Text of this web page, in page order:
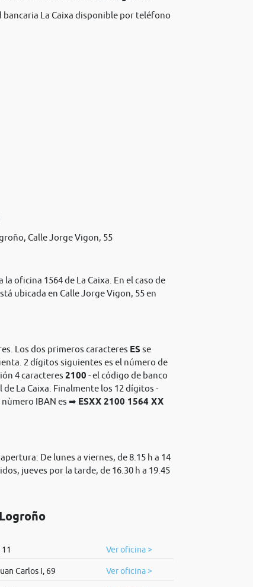
La Caixa disponible por teléfono
Calle Jorge Vigon, 55
oficina 1564 de La Caixa. En el caso de
ubicada en Calle Jorge Vigon, 55 en
Los dos primeros caracteres ES se
2 dígitos siguientes es el número de
4 caracteres 2100 - el código de banco
de La Caixa. Finalmente los 12 dígitos -
IBAN es ➡ ESXX 2100 1564 XX
De lunes a viernes, de 8.15 h a 14
jueves por la tarde, de 16.30 h a 19.45
Ver oficina >
Carlos I, 69 Ver oficina >